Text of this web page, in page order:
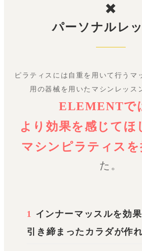
✖️
パーソナルレ
ピラティスには自重を用いて行うマ
用の器械を用いたマシンレッス
ELEMENTで
より効果を感じてほ
マシンピラティスを
た。
1 インナーマッスルを効
引き締まったカラダが作